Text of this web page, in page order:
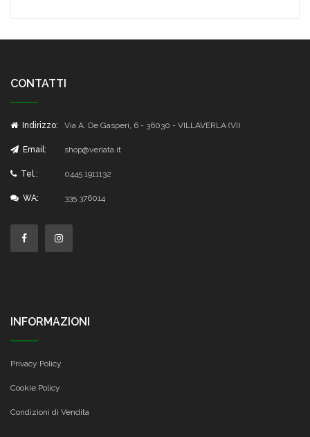
CONTATTI
Indirizzo: Via A. De Gasperi, 6 - 36030 - VILLAVERLA (VI)
Email: shop@verlata.it
Tel.: 0445 1911132
WA: 335 376014
INFORMAZIONI
Privacy Policy
Cookie Policy
Condizioni di Vendita